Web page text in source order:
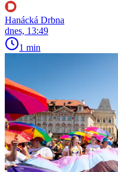
Hanácká Drbna
dnes, 13:49
1 min